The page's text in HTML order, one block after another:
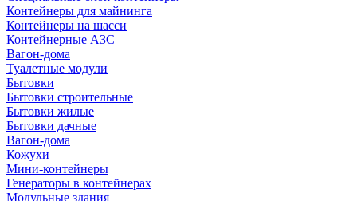
Контейнеры для майнинга
Контейнеры на шасси
Контейнерные АЗС
Вагон-дома
Туалетные модули
Бытовки
Бытовки строительные
Бытовки жилые
Бытовки дачные
Вагон-дома
Кожухи
Мини-контейнеры
Генераторы в контейнерах
Модульные здания